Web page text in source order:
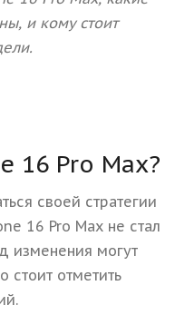
и кому стоит
16 Pro Max?
своей стратегии
16 Pro Max не стал
изменения могут
стоит отметить